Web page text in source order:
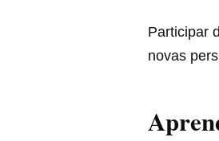
Participar
novas